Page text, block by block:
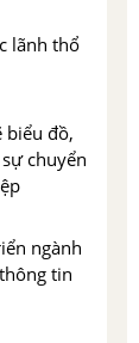
lãnh thổ
biểu đồ,
chuyển
ngành
tin